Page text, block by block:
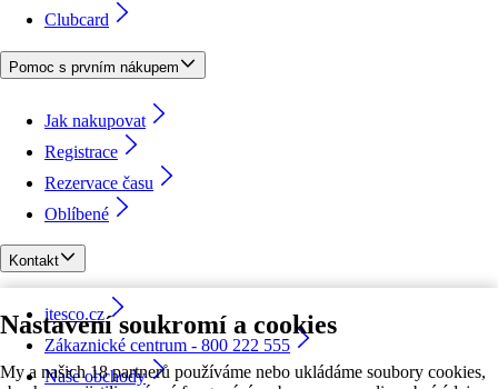
Nastavení soukromí a cookies
My a našich 18 partnerů používáme nebo ukládáme soubory cookies,
Clubcard
Pomoc s prvním nákupem
Jak nakupovat
Registrace
Rezervace času
Oblíbené
Kontakt
itesco.cz
Zákaznické centrum - 800 222 555
Naše obchody